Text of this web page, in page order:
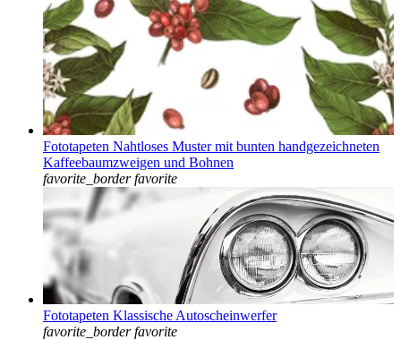
Fototapeten Nahtloses Muster mit bunten handgezeichneten
Kaffeebaumzweigen und Bohnen
favorite_border favorite
Fototapeten Klassische Autoscheinwerfer
favorite_border favorite